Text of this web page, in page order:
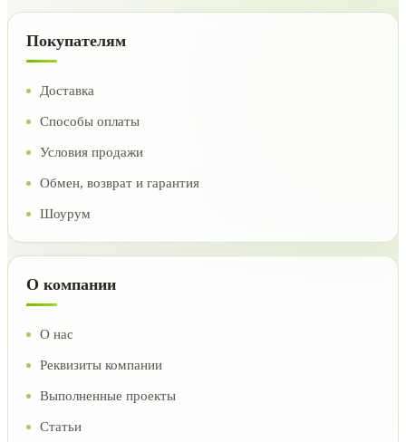
Покупателям
Доставка
Способы оплаты
Условия продажи
Обмен, возврат и гарантия
Шоурум
О компании
О нас
Реквизиты компании
Выполненные проекты
Статьи